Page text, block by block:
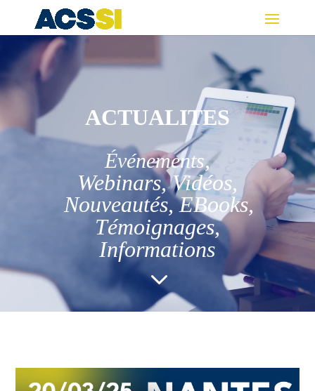
ACTUALITES
Événements,
Webinars, Vidéos,
Nouveautés,EBooks,
Témoignages,
Informations
3